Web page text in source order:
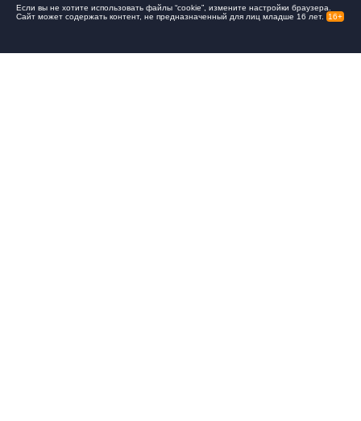
Если вы не хотите использовать файлы “cookie”, измените настройки браузера.
Сайт может содержать контент, не предназначенный для лиц младше 16 лет.
16+